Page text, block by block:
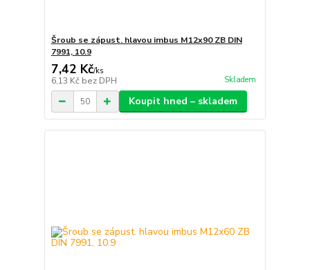
Šroub se zápust. hlavou imbus M12x90 ZB DIN
7991, 10.9
7,42 Kč/ks
6,13 Kč bez DPH Skladem
Koupit hned – skladem